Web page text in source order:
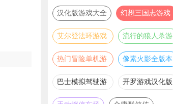
游戏合集
合集
汉化版游戏大全
幻想三国志游戏
辅助合集
艾尔登法环游戏
辅助合集
流行的狼人杀游
戏合集
热门冒险单机游
戏合集
像素火影全版本
合集
巴士模拟驾驶游
戏合集
开罗游戏汉化版
大全